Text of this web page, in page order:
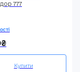
777
Купити